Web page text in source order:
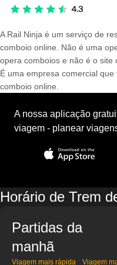
A Rail Ninja é um serviço de
comboio online. Não é uma
opera comboios e não é o site
É uma empresa comercial
comboio online.
A nossa aplicação
viagem - planear
Horário de Trem
Partidas da
manhã
Viagem mais rápida Viagem